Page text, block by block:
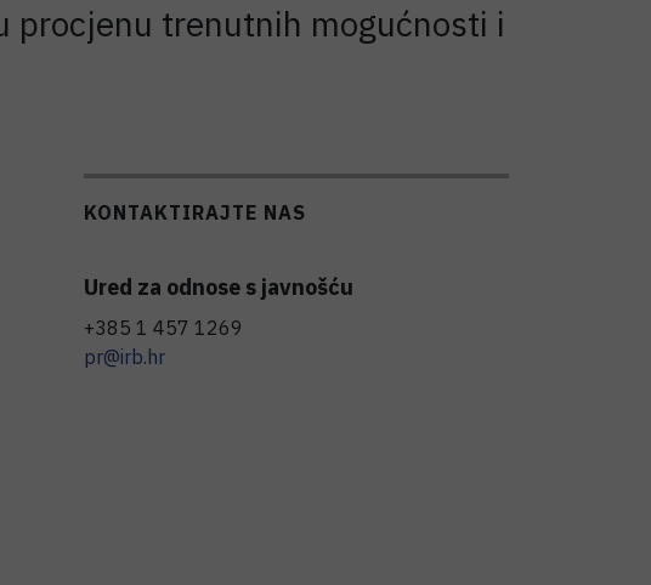
trenutnih mogućnosti i
KONTAKTIRAJTE NAS
Ured za odnose s javnošću
+385 1 457 1269
pr@irb.hr